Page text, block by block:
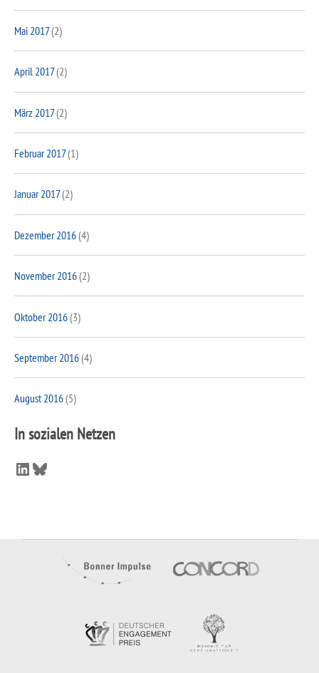
Mai 2017(2)
April 2017(2)
März 2017(2)
Februar 2017(1)
Januar 2017(2)
Dezember 2016(4)
November 2016(2)
Oktober 2016(3)
September 2016(4)
August 2016(5)
In sozialen Netzen
LinkedIn
Bluesky